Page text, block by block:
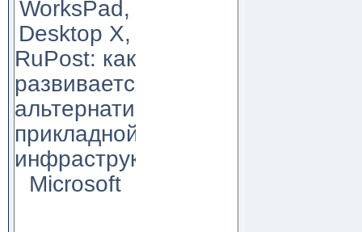
WorksPad,
Desktop X,
RuPost: как
развивается
альтернатива
прикладной
инфраструктуре
Microsoft